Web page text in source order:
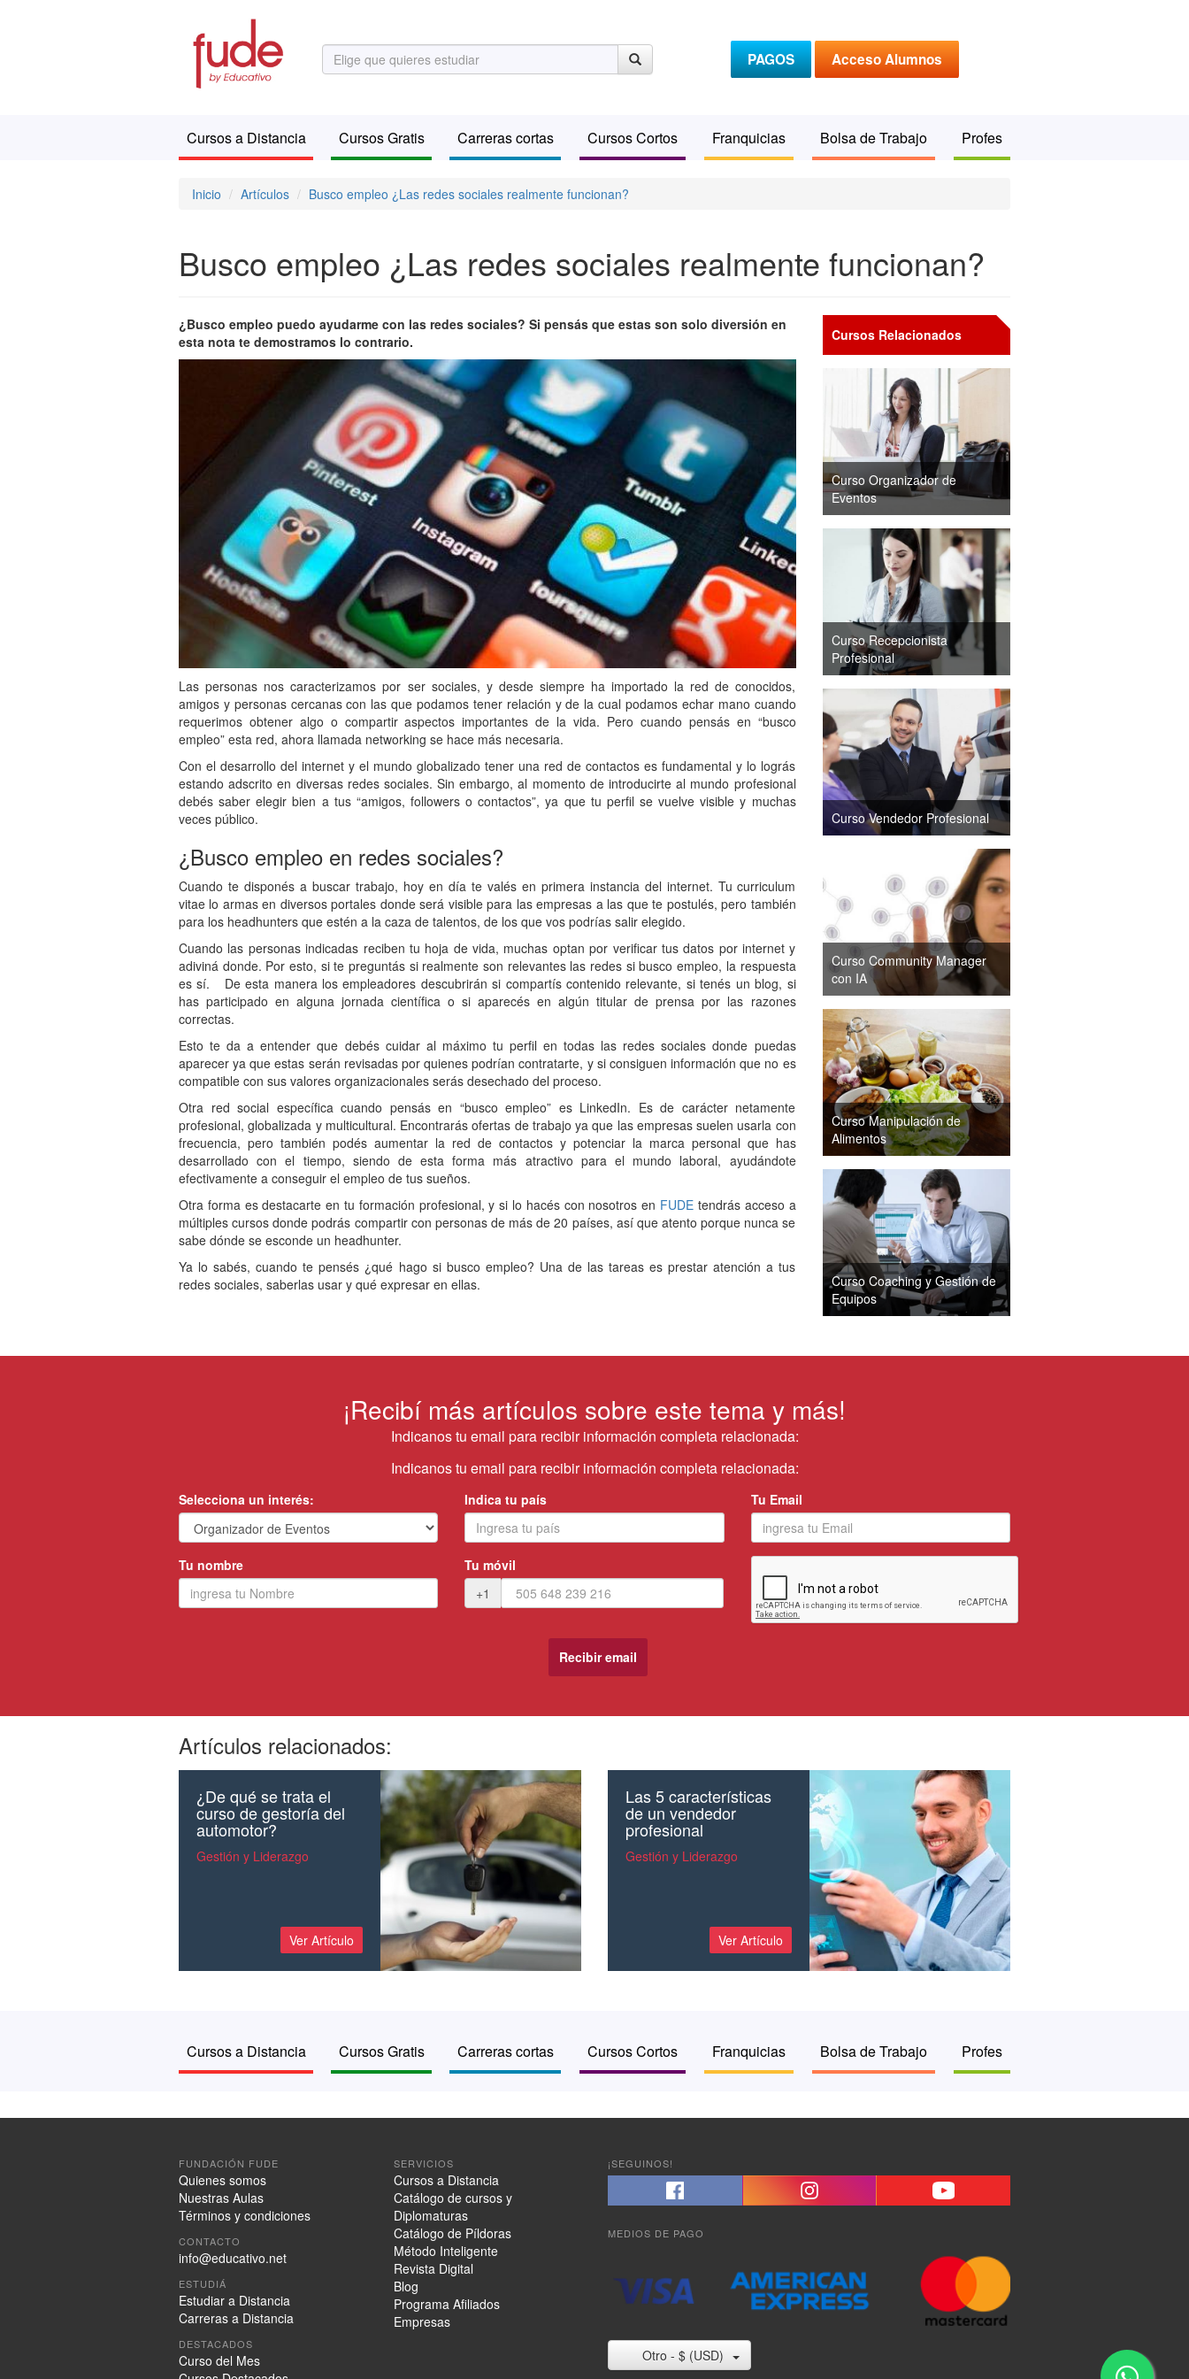
PAGOS Acceso Alumnos
Cursos a Distancia Cursos Gratis Carreras cortas Cursos Cortos Franquicias Bolsa de Trabajo Profes
Inicio Artículos Busco empleo ¿Las redes sociales realmente funcionan?
Busco empleo ¿Las redes sociales realmente funcionan?
¿Busco empleo puedo ayudarme con las redes sociales? Si pensás que estas son solo diversión en
esta nota te demostramos lo contrario.
Las personas nos caracterizamos por ser sociales, y desde siempre ha importado la red de conocidos,
amigos y personas cercanas con las que podamos tener relación y de la cual podamos echar mano cuando
requerimos obtener algo o compartir aspectos importantes de la vida. Pero cuando pensás en “busco
empleo” esta red, ahora llamada networking se hace más necesaria.
Con el desarrollo del internet y el mundo globalizado tener una red de contactos es fundamental y lo lográs
estando adscrito en diversas redes sociales. Sin embargo, al momento de introducirte al mundo profesional
debés saber elegir bien a tus “amigos, followers o contactos”, ya que tu perfil se vuelve visible y muchas
veces público.
¿Busco empleo en redes sociales?
Cuando te disponés a buscar trabajo, hoy en día te valés en primera instancia del internet. Tu curriculum
vitae lo armas en diversos portales donde será visible para las empresas a las que te postulés, pero también
para los headhunters que estén a la caza de talentos, de los que vos podrías salir elegido.
Cuando las personas indicadas reciben tu hoja de vida, muchas optan por verificar tus datos por internet y
adiviná donde. Por esto, si te preguntás si realmente son relevantes las redes si busco empleo, la respuesta
es sí. De esta manera los empleadores descubrirán si compartís contenido relevante, si tenés un blog, si
has participado en alguna jornada científica o si aparecés en algún titular de prensa por las razones
correctas.
Esto te da a entender que debés cuidar al máximo tu perfil en todas las redes sociales donde puedas
aparecer ya que estas serán revisadas por quienes podrían contratarte, y si consiguen información que no es
compatible con sus valores organizacionales serás desechado del proceso.
Otra red social específica cuando pensás en “busco empleo” es LinkedIn. Es de carácter netamente
profesional, globalizada y multicultural. Encontrarás ofertas de trabajo ya que las empresas suelen usarla con
frecuencia, pero también podés aumentar la red de contactos y potenciar la marca personal que has
desarrollado con el tiempo, siendo de esta forma más atractivo para el mundo laboral, ayudándote
efectivamente a conseguir el empleo de tus sueños.
Otra forma es destacarte en tu formación profesional, y si lo hacés con nosotros en FUDE tendrás acceso a
múltiples cursos donde podrás compartir con personas de más de 20 países, así que atento porque nunca se
sabe dónde se esconde un headhunter.
Ya lo sabés, cuando te pensés ¿qué hago si busco empleo? Una de las tareas es prestar atención a tus
redes sociales, saberlas usar y qué expresar en ellas.
Cursos Relacionados
Curso Organizador de
Eventos
Curso Recepcionista
Profesional
Curso Vendedor Profesional
Curso Community Manager
con IA
Curso Manipulación de
Alimentos
Curso Coaching y Gestión de
Equipos
¡Recibí más artículos sobre este tema y más!
Indicanos tu email para recibir información completa relacionada:
Indicanos tu email para recibir información completa relacionada:
Selecciona un interés: Indica tu país Tu Email
Tu nombre
Tu móvil
+1
Artículos relacionados:
¿De qué se trata el
curso de gestoría del
automotor?
Gestión y Liderazgo
Ver Artículo
Las 5 características
de un vendedor
profesional
Gestión y Liderazgo
Ver Artículo
Cursos a Distancia Cursos Gratis Carreras cortas Cursos Cortos Franquicias Bolsa de Trabajo Profes
FUNDACIÓN FUDE
Quienes somos
Nuestras Aulas
Términos y condiciones
CONTACTO
info@educativo.net
ESTUDIÁ
Estudiar a Distancia
Carreras a Distancia
DESTACADOS
Curso del Mes
SERVICIOS
Cursos a Distancia
Catálogo de cursos y
Diplomaturas
Catálogo de Píldoras
Método Inteligente
Revista Digital
Blog
Programa Afiliados
Empresas
¡SEGUINOS!
MEDIOS DE PAGO
Otro - $ (USD)